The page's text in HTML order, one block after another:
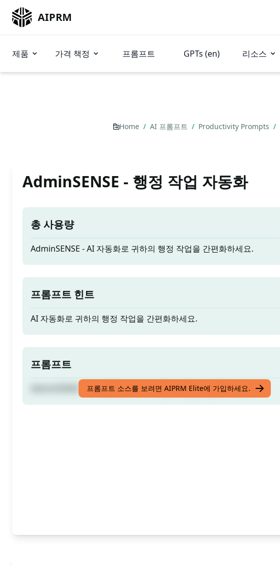
AIPRM
제품 가격 책정 프롬프트 GPTs (en) 리소스
Home / AI 프롬프트 / Productivity Prompts /
AdminSENSE - 행정 작업 자동화
총 사용량
AdminSENSE - AI 자동화로 귀하의 행정 작업을 간편화하세요.
프롬프트 힌트
AI 자동화로 귀하의 행정 작업을 간편화하세요.
프롬프트
AdminSENSE - AI 자동화로 귀하의 행정 작업을 간편화하세요.
프롬프트 소스를 보려면 AIPRM Elite에 가입하세요.